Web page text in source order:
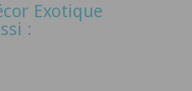
Exotique
: